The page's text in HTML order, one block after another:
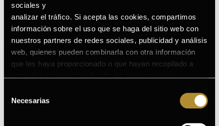
sociales y
analizar el tráfico. Si acepta las cookies, compartimos
información sobre el uso que se haga del sitio web con
nuestros partners de redes sociales, publicidad y análisis
web, quienes pueden combinarla con otra información
que les haya proporcionado o que hayan recopilado a
siguiente enlace
Necesarias
te apetece piel luminosa al instante sin hacerte una rutina
eterna, este formato es práctico.
Checklist rápido para decidir si hoy toca ampolla flash:
Piel apagada
Evento / fotos